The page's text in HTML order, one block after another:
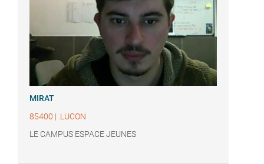
MIRAT
85400 | .LUCON
LE CAMPUS ESPACE JEUNES